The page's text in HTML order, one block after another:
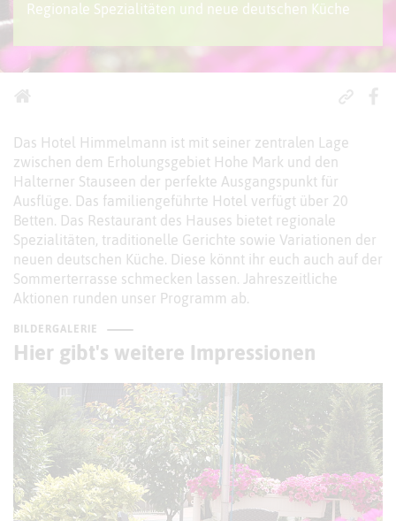
Regionale Spezialitäten und neue deutschen Küche
Das Hotel Himmelmann ist mit seiner zentralen Lage
zwischen dem Erholungsgebiet Hohe Mark und den
Halterner Stauseen der perfekte Ausgangspunkt für
Ausflüge. Das familiengeführte Hotel verfügt über 20
Betten. Das Restaurant des Hauses bietet regionale
Spezialitäten, traditionelle Gerichte sowie Variationen der
neuen deutschen Küche. Diese könnt ihr euch auch auf der
Sommerterrasse schmecken lassen. Jahreszeitliche
Aktionen runden unser Programm ab.
BILDERGALERIE
Hier gibt's weitere Impressionen